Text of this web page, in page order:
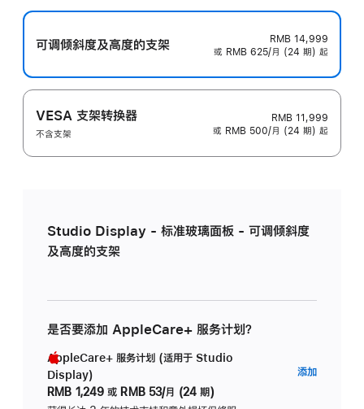
可调倾斜度及高‍度的支‍架
RMB 14,999
或 RMB 625/月 (24 期) 起
VESA 支架转换器
不含支架
RMB 11,999
或 RMB 500/月 (24 期) 起
Studio Display - 标准玻璃面板 - 可调倾斜度
及高度的支架
是否要添加 AppleCare+ 服务计划？
AppleCare+ 服务计划 (适用于 Studio
Display)
RMB 1,249 或 RMB 53/月 (24 期)
添加